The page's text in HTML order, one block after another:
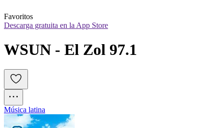
Favoritos
Descarga gratuita en la App Store
WSUN - El Zol 97.1
Música latina